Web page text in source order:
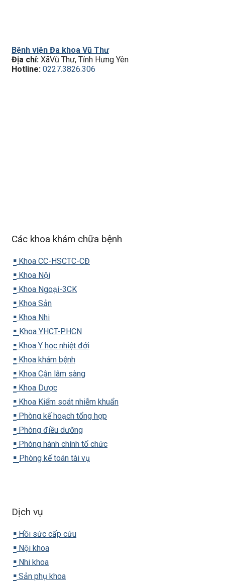
Bệnh viện Đa khoa Vũ Thư
Địa chỉ: XãVũ Thư, Tỉnh Hưng Yên
Hotline: 0227.3826.306
Các khoa khám chữa bệnh
▪️ Khoa CC-HSCTC-CĐ
▪️ Khoa Nội
▪️ Khoa Ngoại-3CK
▪️ Khoa Sản
▪️ Khoa Nhi
▪️ Khoa YHCT-PHCN
▪️ Khoa Y học nhiệt đới
▪️ Khoa khám bệnh
▪️ Khoa Cận lâm sàng
▪️ Khoa Dược
▪️ Khoa Kiểm soát nhiễm khuẩn
▪️ Phòng kế hoạch tổng hợp
▪️ Phòng điều dưỡng
▪️ Phòng hành chính tổ chức
▪️ Phòng kế toán tài vụ
Dịch vụ
▪️ Hồi sức cấp cứu
▪️ Nội khoa
▪️ Nhi khoa
▪️ Sản phụ khoa